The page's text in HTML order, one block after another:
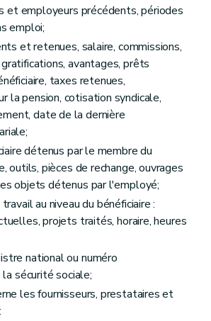
et employeurs précédents, périodes
emploi;
et retenues, salaire, commissions,
avantages, prêts
taxes retenues,
la pension, cotisation syndicale,
date de la dernière
détenus par le membre du
outils, pièces de rechange, ouvrages
objets détenus par l'employé;
au niveau du bénéficiaire :
projets traités, horaire, heures
national ou numéro
sécurité sociale;
les fournisseurs, prestataires et